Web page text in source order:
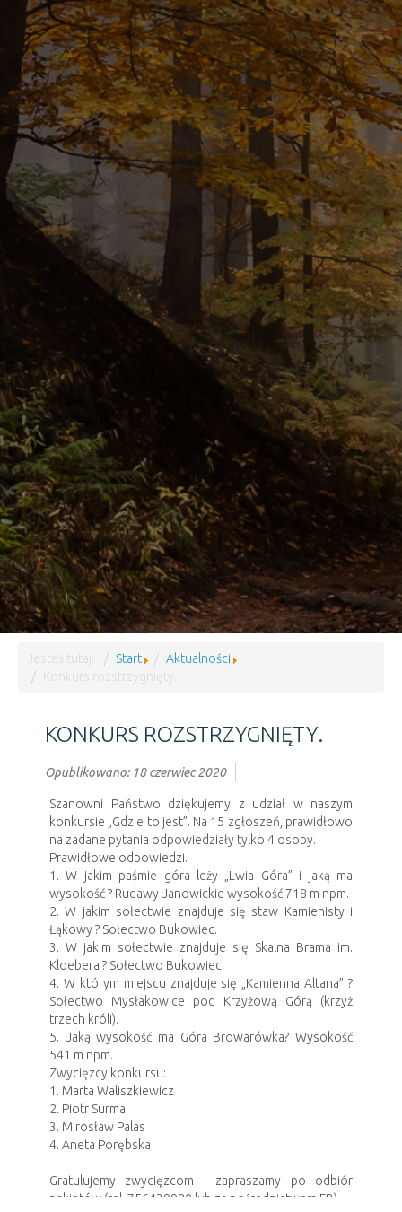
Jesteś tutaj: Start
Aktualności
Konkurs rozstrzygnięty.
KONKURS ROZSTRZYGNIĘTY.
Opublikowano: 18 czerwiec 2020
Szanowni Państwo dziękujemy z udział w naszym
konkursie „Gdzie to jest”. Na 15 zgłoszeń, prawidłowo
na zadane pytania odpowiedziały tylko 4 osoby.
Prawidłowe odpowiedzi.
1. W jakim paśmie góra leży „Lwia Góra” i jaką ma
wysokość ? Rudawy Janowickie wysokość 718 m npm.
2. W jakim sołectwie znajduje się staw Kamienisty i
Łąkowy ? Sołectwo Bukowiec.
3. W jakim sołectwie znajduje się Skalna Brama im.
Kloebera ? Sołectwo Bukowiec.
4. W którym miejscu znajduje się „Kamienna Altana” ?
Sołectwo Mysłakowice pod Krzyżową Górą (krzyż
trzech króli).
5. Jaką wysokość ma Góra Browarówka? Wysokość
541 m npm.
Zwycięzcy konkursu:
1. Marta Waliszkiewicz
2. Piotr Surma
3. Mirosław Palas
4. Aneta Porębska
Gratulujemy zwycięzcom i zapraszamy po odbiór
pakietów (tel. 756439980 lub za pośrednictwem FB)